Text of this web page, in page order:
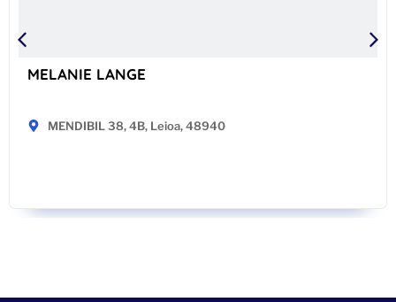
MELANIE LANGE
MENDIBIL 38, 4B, Leioa, 48940